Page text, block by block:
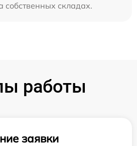
собственных складах.
работы
заявки